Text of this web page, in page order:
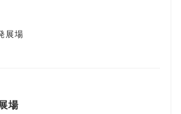
展場
場